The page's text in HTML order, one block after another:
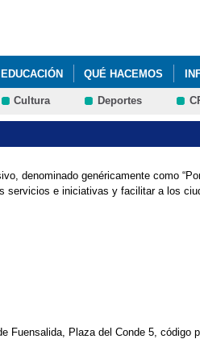
EDUCACIÓN QUÉ HACEMOS
GENERAL ANUAL
QUIJOTE DE LA MANCHA ENTRE
Cultura Deportes
denominado genéricamente como
e iniciativas y facilitar a los
Plaza del Conde 5, código